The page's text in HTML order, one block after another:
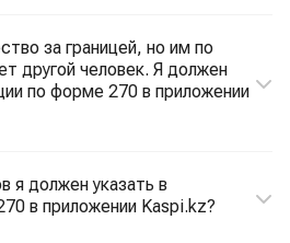
за границей, но им по
другой человек. Я должен
по форме 270 в приложении
я должен указать в
в приложении Kaspi.kz?